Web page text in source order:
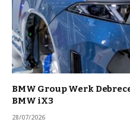
BMW Group Werk
BMW iX3
28/07/2026